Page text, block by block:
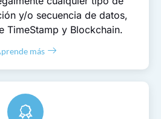
y/o secuencia de datos,
TimeStamp y Blockchain.
más